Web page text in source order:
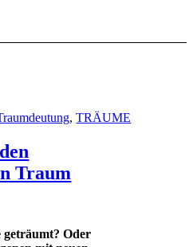
,TRÄUME
Traum
geträumt? Oder